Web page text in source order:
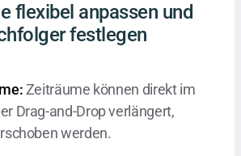
flexibel anpassen und
festlegen
Zeiträume können direkt im
Drag-and-Drop verlängert,
werden.